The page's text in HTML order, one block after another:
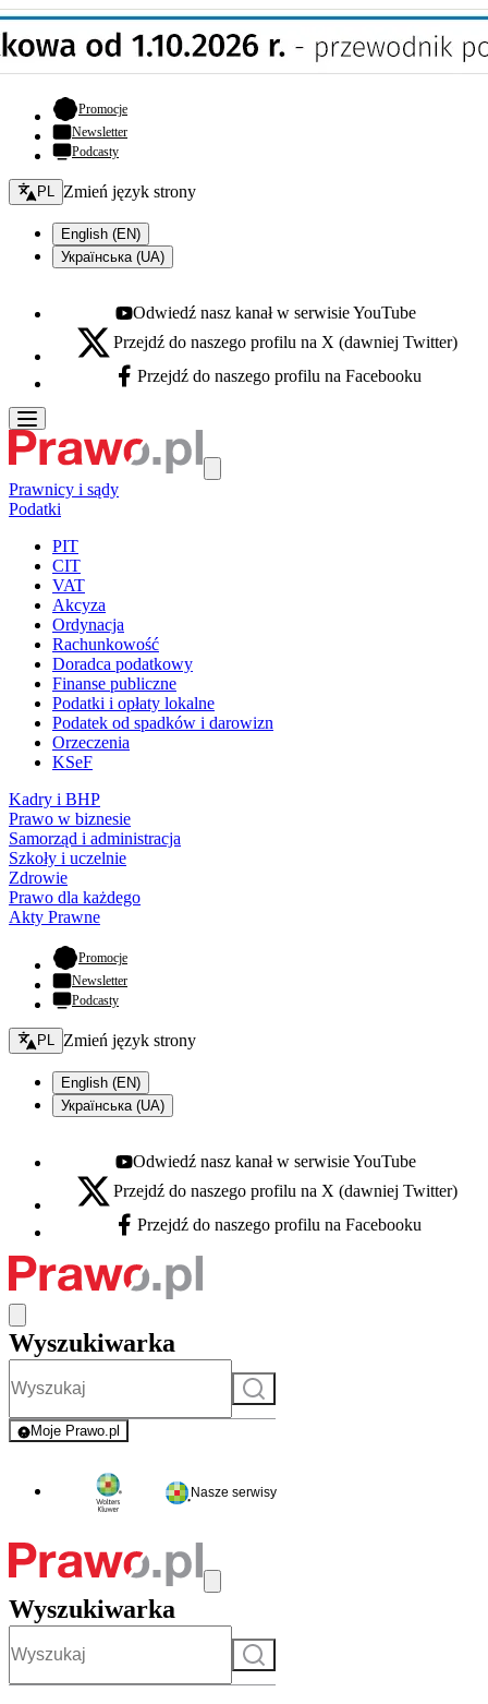
Promocje- otwiera się w nowej karcie
Newsletter
Podcasty
Zmień język - bieżący:
PL Zmień język strony
English (EN)
Українська (UA)
Youtube - otwiera się w nowej karcie
Odwiedź nasz kanał w serwisie YouTube
X - otwiera się w nowej karcie
Przejdź do naszego profilu na X (dawniej Twitter)
Facebook - otwiera się w nowej karcie
Przejdź do naszego profilu na Facebooku
Prawnicy i sądy
Podatki
PIT
CIT
VAT
Akcyza
Ordynacja
Rachunkowość
Doradca podatkowy
Finanse publiczne
Podatki i opłaty lokalne
Podatek od spadków i darowizn
Orzeczenia
KSeF
Kadry i BHP
Prawo w biznesie
Samorząd i administracja
Szkoły i uczelnie
Zdrowie
Prawo dla każdego
Akty Prawne
Promocje- otwiera się w nowej karcie
Newsletter
Podcasty
Zmień język - bieżący:
PL Zmień język strony
English (EN)
Українська (UA)
Youtube - otwiera się w nowej karcie
Odwiedź nasz kanał w serwisie YouTube
X - otwiera się w nowej karcie
Przejdź do naszego profilu na X (dawniej Twitter)
Facebook - otwiera się w nowej karcie
Przejdź do naszego profilu na Facebooku
Wyszukiwarka
Szukaj
Moje Prawo.pl
- rejestracja i logowanie do serwisu
Nasze serwisy
Wyszukiwarka
Szukaj